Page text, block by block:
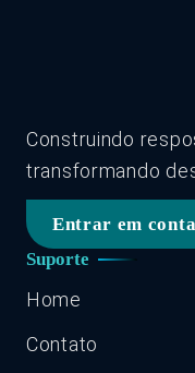
Construindo
transformando
Entrar em
Suporte
Home
Contato